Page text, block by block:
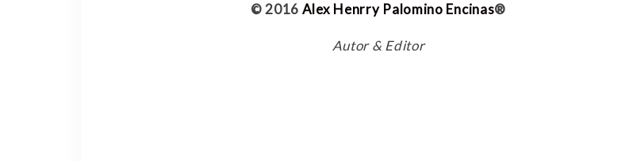
© 2016 Alex Henrry Palomino Encinas®
Autor & Editor